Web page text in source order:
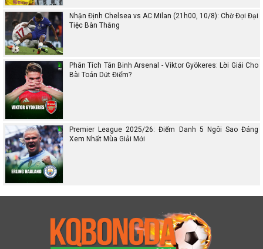
Nhận Định Chelsea vs AC Milan (21h00, 10/8): Chờ Đợi Đại
Tiệc Bàn Thắng
Phân Tích Tân Binh Arsenal - Viktor Gyökeres: Lời Giải Cho
Bài Toán Dứt Điểm?
Premier League 2025/26: Điểm Danh 5 Ngôi Sao Đáng
Xem Nhất Mùa Giải Mới